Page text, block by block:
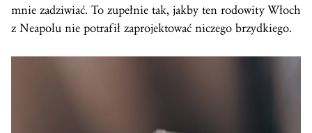
mnie zadziwiać. To zupełnie tak, jakby ten rodowity Włoch
z Neapolu nie potrafił zaprojektować niczego brzydkiego.